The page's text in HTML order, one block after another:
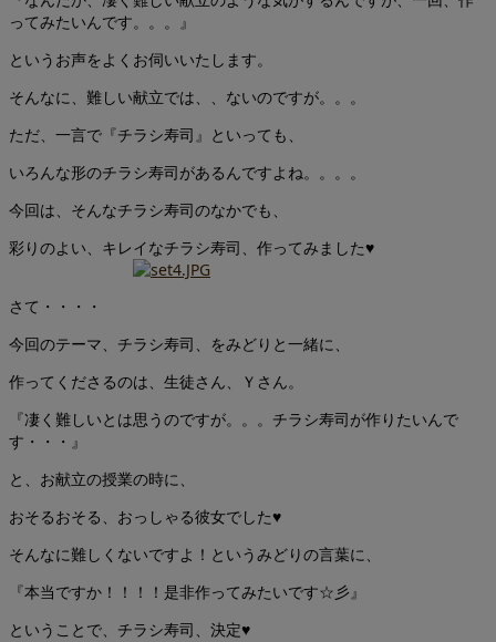
ってみたいんです。。。』
というお声をよくお伺いいたします。
そんなに、難しい献立では、、ないのですが。。。
ただ、一言で『チラシ寿司』といっても、
いろんな形のチラシ寿司があるんですよね。。。。
今回は、そんなチラシ寿司のなかでも、
彩りのよい、キレイなチラシ寿司、作ってみました♥
さて・・・・
今回のテーマ、チラシ寿司、をみどりと一緒に、
作ってくださるのは、生徒さん、Ｙさん。
『凄く難しいとは思うのですが。。。チラシ寿司が作りたいんで
す・・・』
と、お献立の授業の時に、
おそるおそる、おっしゃる彼女でした♥
そんなに難しくないですよ！というみどりの言葉に、
『本当ですか！！！！是非作ってみたいです☆彡』
ということで、チラシ寿司、決定♥